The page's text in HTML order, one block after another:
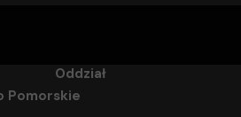
Oddział
Pomorskie